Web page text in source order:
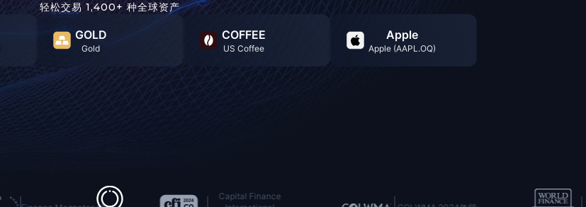
轻松交易 1,400+ 种全球资产
GOLD
Gold
COFFEE
US Coffee
Apple
Apple (AAPL.OQ)
Capital Finance
荣获World Finance